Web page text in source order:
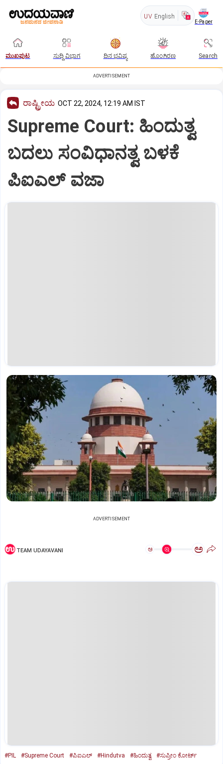
UV English
E-Paper
ಮುಖಪುಟ ಸುದ್ದಿ ವಿಭಾಗ ದಿನ ಭವಿಷ್ಯ ಹೊಂಗಿರಣ Search
ADVERTISEMENT
ರಾಷ್ಟ್ರೀಯ OCT 22, 2024, 12:19 AM IST
Supreme Court: ಹಿಂದುತ್ವ
ಬದಲು ಸಂವಿಧಾನತ್ವ ಬಳಕೆ
ಪಿಐಎಲ್‌ ವಜಾ
ADVERTISEMENT
TEAM UDAYAVANI ಅ ಅ
#PIL #Supreme Court #ಪಿಐಎಲ್‌ #Hindutva #ಹಿಂದುತ್ವ #ಸುಪ್ರೀಂ ಕೋರ್ಟ್‌